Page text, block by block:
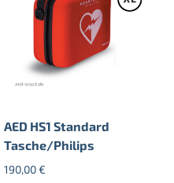
AED HS1 Standard
Tasche/Philips
190,00€